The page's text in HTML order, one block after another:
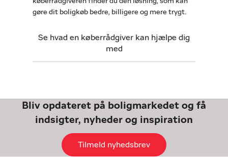
gøre dit boligkøb bedre, billigere og mere trygt.
Se hvad en køberrådgiver kan hjælpe dig
med
Bliv opdateret på boligmarkedet og få
indsigter, nyheder og inspiration
Tilmeld nyhedsbrev